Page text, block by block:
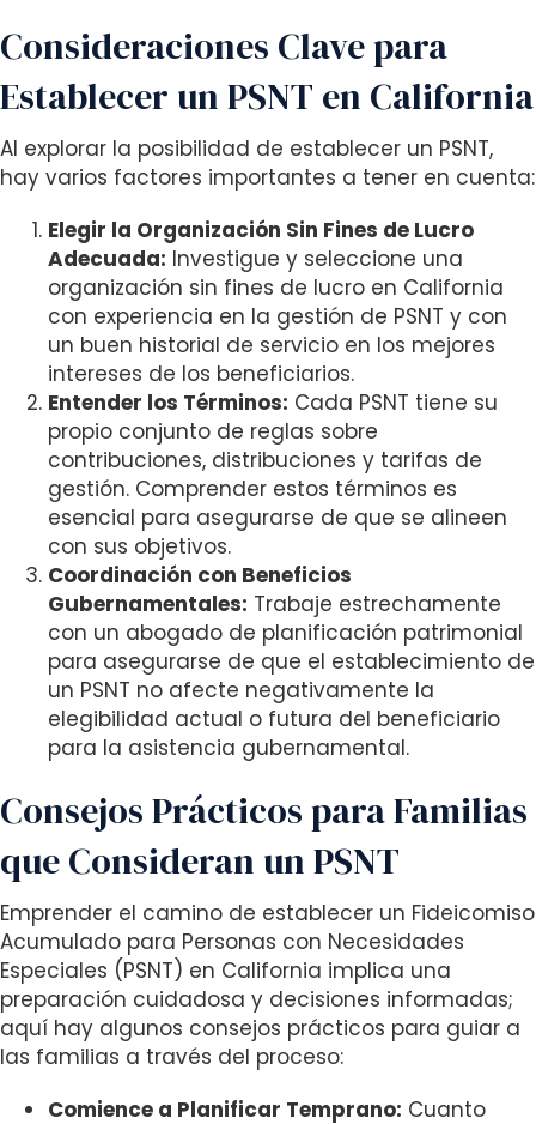
Consideraciones Clave para
Establecer un PSNT en California
Al explorar la posibilidad de establecer un PSNT,
hay varios factores importantes a tener en cuenta:
Elegir la Organización Sin Fines de Lucro
Adecuada: Investigue y seleccione una
organización sin fines de lucro en California
con experiencia en la gestión de PSNT y con
un buen historial de servicio en los mejores
intereses de los beneficiarios.
Entender los Términos: Cada PSNT tiene su
propio conjunto de reglas sobre
contribuciones, distribuciones y tarifas de
gestión. Comprender estos términos es
esencial para asegurarse de que se alineen
con sus objetivos.
Coordinación con Beneficios
Gubernamentales: Trabaje estrechamente
con un abogado de planificación patrimonial
para asegurarse de que el establecimiento de
un PSNT no afecte negativamente la
elegibilidad actual o futura del beneficiario
para la asistencia gubernamental.
Consejos Prácticos para Familias
que Consideran un PSNT
Emprender el camino de establecer un Fideicomiso
Acumulado para Personas con Necesidades
Especiales (PSNT) en California implica una
preparación cuidadosa y decisiones informadas;
aquí hay algunos consejos prácticos para guiar a
las familias a través del proceso:
Comience a Planificar Temprano: Cuanto